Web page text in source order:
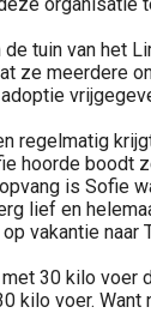
tuin van het
ze meerdere
regelmatig
hoorde
is Sofie
lief en
vakantie
30 kilo voer
kilo voer.